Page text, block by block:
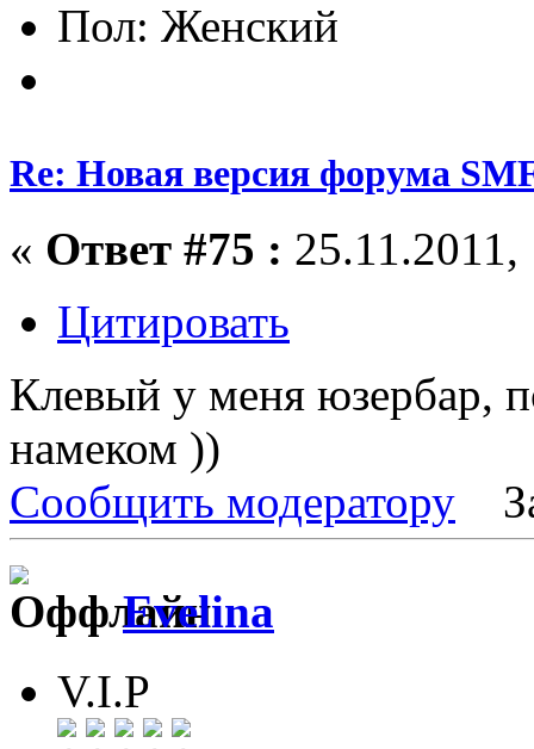
Пол:
Re: Новая версия форума
« Ответ #75 :
Цитировать
Клевый у меня юзербар,
намеком ))
Сообщить модератору
Evelina
V.I.P